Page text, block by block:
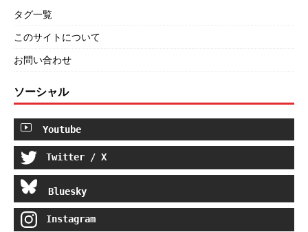
タグ一覧
このサイトについて
お問い合わせ
ソーシャル
Youtube
Twitter / X
Bluesky
Instagram